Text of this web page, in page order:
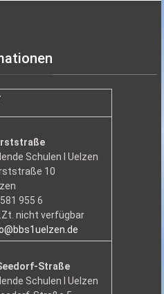
Schulen I Uelzen
10
955 6
nicht verfügbar
Straße
Schulen I Uelzen